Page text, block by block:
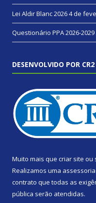
Lei Aldir Blanc 20264 de
Questionário PPA 2026-2029
DESENVOLVIDO POR CR2
Muito mais que criar site ou
Realizamos uma assessoria
contrato que todas as
pública serão atendidas.